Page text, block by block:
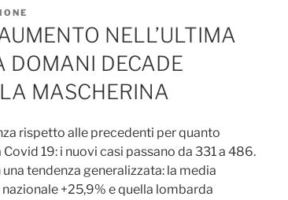
NELL’ULTIMA
DOMANI DECADE
MASCHERINA
rispetto alle precedenti per quanto
19: i nuovi casi passano da 331 a 486.
una tendenza generalizzata: la media
+25,9% e quella lombarda